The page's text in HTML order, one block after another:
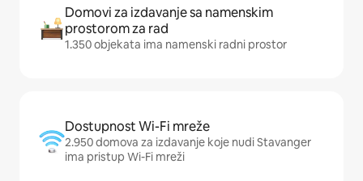
Domovi za izdavanje sa namenskim
prostorom za rad
1.350 objekata ima namenski radni prostor
Dostupnost Wi-Fi mreže
2.950 domova za izdavanje koje nudi Stavanger
ima pristup Wi-Fi mreži